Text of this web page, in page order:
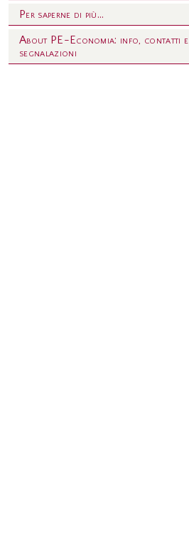
Per saperne di più...
About PE-Economia: info, contatti e
segnalazioni